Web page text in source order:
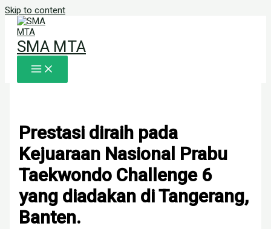
Skip to content
SMA MTA
Prestasi diraih pada
Kejuaraan Nasional Prabu
Taekwondo Challenge 6
yang diadakan di Tangerang,
Banten.